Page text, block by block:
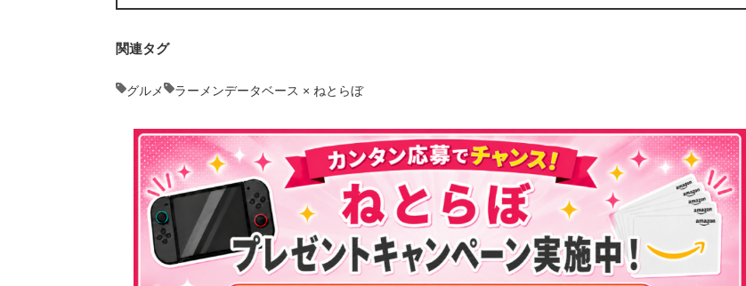
関連タグ
グルメ ラーメンデータベース × ねとらぼ